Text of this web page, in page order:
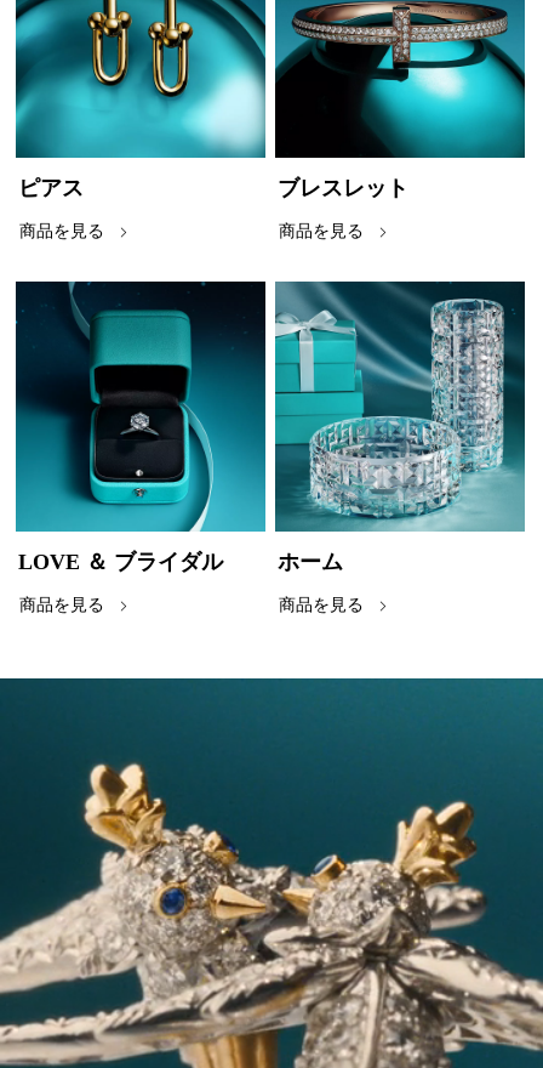
ピアス
商品を見る
ブレスレット
商品を見る
LOVE ＆ ブライダル
商品を見る
ホーム
商品を見る